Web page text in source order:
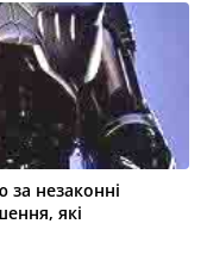
за незаконні
які